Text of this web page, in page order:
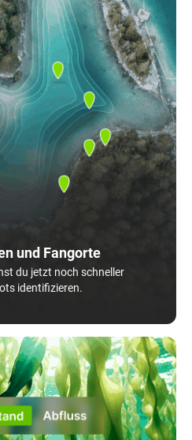
und Fangorte
du jetzt noch schneller
identifizieren.